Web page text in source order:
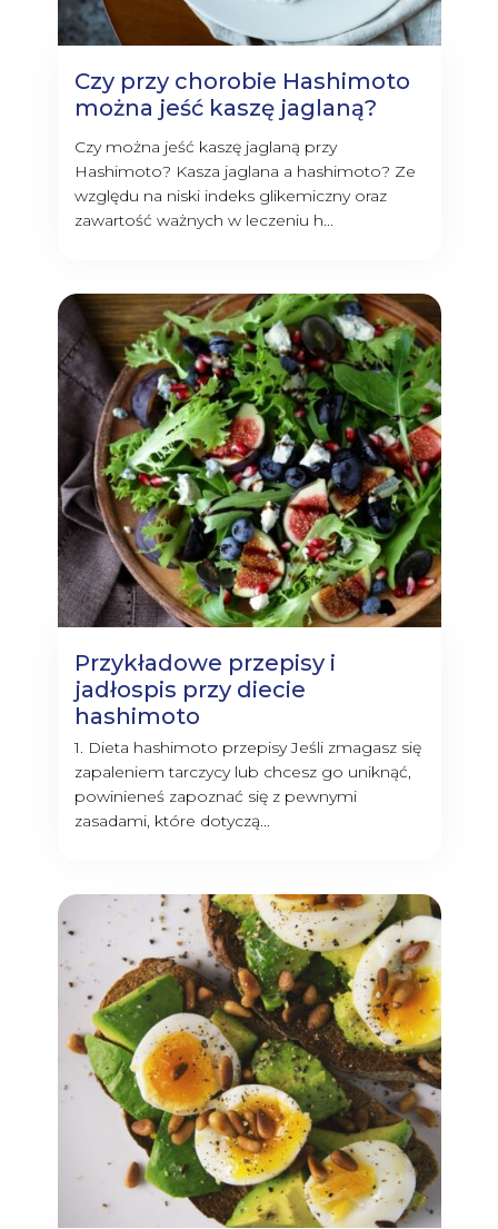
Czy przy chorobie Hashimoto
można jeść kaszę jaglaną?
Czy można jeść kaszę jaglaną przy
Hashimoto? Kasza jaglana a hashimoto? Ze
względu na niski indeks glikemiczny oraz
zawartość ważnych w leczeniu h...
Przykładowe przepisy i
jadłospis przy diecie
hashimoto
1. Dieta hashimoto przepisy Jeśli zmagasz się
zapaleniem tarczycy lub chcesz go uniknąć,
powinieneś zapoznać się z pewnymi
zasadami, które dotyczą...